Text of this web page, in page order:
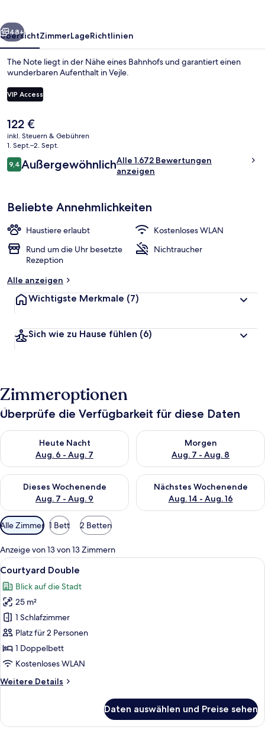
Hochwertige Bettwaren,
Weiter
48+
ÜbersichtZimmerLageRichtlinien
The Note liegt in der Nähe eines Bahnhofs und garantiert einen
wunderbaren Aufenthalt in Vejle.
VIP Access
Der
aktuelle
Preis
122 €.
122 €
inkl. Steuern & Gebühren
1. Sept.–2. Sept.
Bewertungen
9,49,4 von 10.
AußergewöhnlichAlle 1.672 Bewertungen
anzeigen
Beliebte Annehmlichkeiten
Haustiere erlaubt
Kostenloses WLAN
Rund um die Uhr besetzte
Rezeption
Nichtraucher
Alle anzeigen
Wichtigste Merkmale (7)
Sich wie zu Hause fühlen (6)
Zimmeroptionen
Überprüfe die Verfügbarkeit für diese Daten
Heute Nacht
Aug. 6 - Aug. 7
Überprüfe die Verfügbarkeit für heute Nacht, Aug. 6 - Aug. 7.
Morgen
Aug. 7 - Aug. 8
Überprüfe die Verfügbarkeit
Dieses Wochenende
Aug. 7 - Aug. 9
Überprüfe die Verfügbarkeit für dieses Wochenende, Aug. 7
Nächstes Wochenende
Aug. 14 - Aug. 16
Überprüfe die Verfügbarkeit
Verfügbare
Filter
für
Zimmer
Alle Zimmer 1 Bett 2 Betten
Anzeige von 13 von 13 Zimmern
Alle
Fotos
für
Courtyard
Double
anzeigen
Ein modernes Hotelzimmer mit
1
Courtyard Double
Blick auf die Stadt
25 m²
1 Schlafzimmer
Platz für 2 Personen
1 Doppelbett
Kostenloses WLAN
Weitere Details
Weitere
Double
Daten auswählen und Preise sehen